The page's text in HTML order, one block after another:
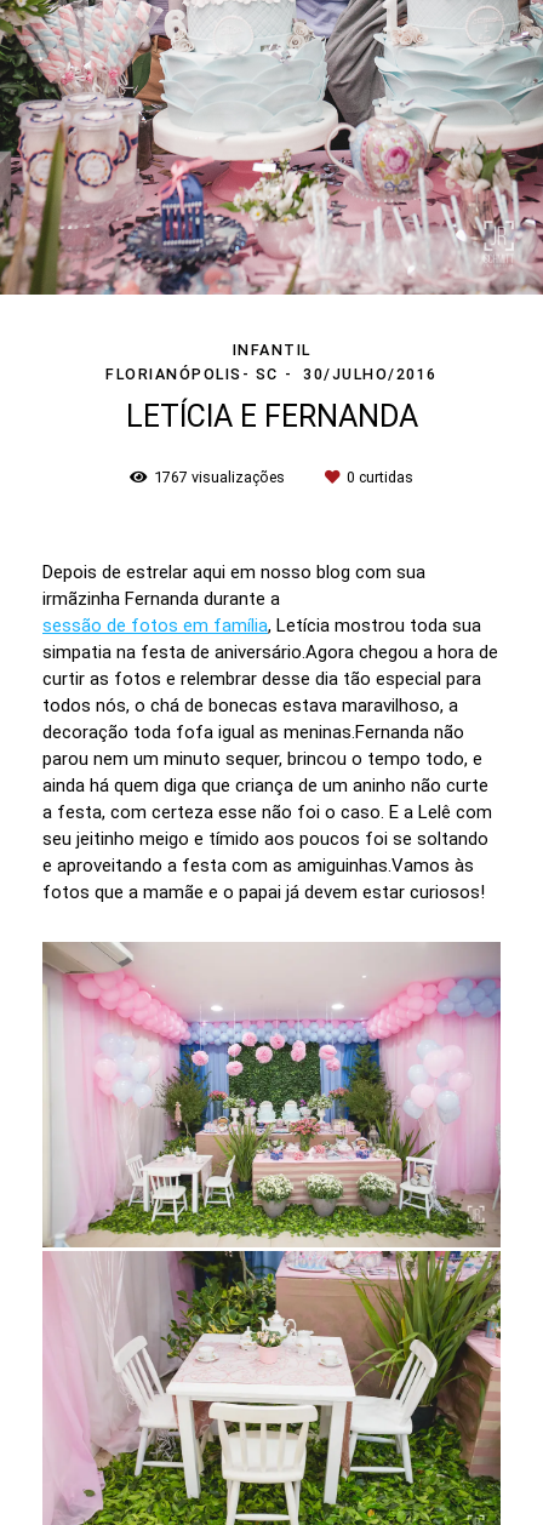
INFANTIL
FLORIANÓPOLIS- SC
30/JULHO/2016
LETÍCIA E FERNANDA
1767 visualizações 0 curtidas
Depois de estrelar aqui em nosso blog com sua
irmãzinha Fernanda durante a
sessão de fotos em família, Letícia mostrou toda sua
simpatia na festa de aniversário.Agora chegou a hora de
curtir as fotos e relembrar desse dia tão especial para
todos nós, o chá de bonecas estava maravilhoso, a
decoração toda fofa igual as meninas.Fernanda não
parou nem um minuto sequer, brincou o tempo todo, e
ainda há quem diga que criança de um aninho não curte
a festa, com certeza esse não foi o caso. E a Lelê com
seu jeitinho meigo e tímido aos poucos foi se soltando
e aproveitando a festa com as amiguinhas.Vamos às
fotos que a mamãe e o papai já devem estar curiosos!